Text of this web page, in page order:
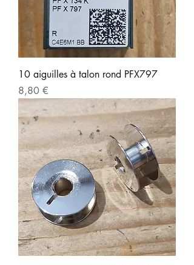
10 aiguilles à talon rond PFX797
Prix
8,80 €